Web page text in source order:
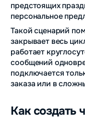
предстоящих
персональное
Такой сценарий
закрывает весь
работает
сообщений
подключается
заказа или в
Как создать